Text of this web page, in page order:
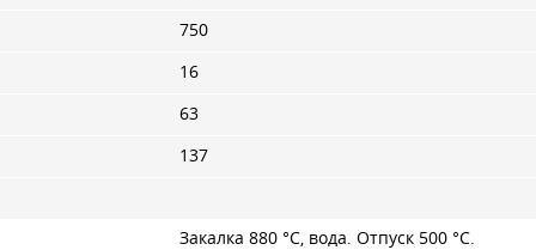
750
16
63
137
Закалка 880 °C, вода. Отпуск 500 °C.